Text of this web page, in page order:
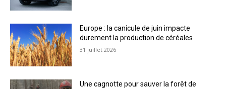
Europe : la canicule de juin impacte
durement la production de céréales
31 juillet 2026
Une cagnotte pour sauver la forêt de